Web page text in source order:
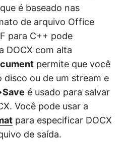
é baseado nas
de arquivo Office
para C++ pode
DOCX com alta
permite que você
disco ou de um stream e
é usado para salvar
Você pode usar a
para especificar DOCX
de saída.